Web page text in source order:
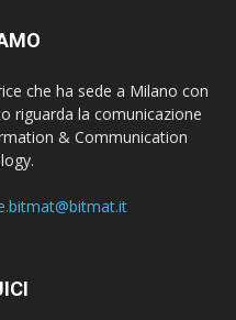
che ha sede a Milano con
riguarda la comunicazione
& Communication